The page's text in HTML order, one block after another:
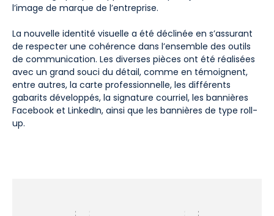
l’image de marque de l’entreprise.
La nouvelle identité visuelle a été déclinée en s’assurant
de respecter une cohérence dans l’ensemble des outils
de communication. Les diverses pièces ont été réalisées
avec un grand souci du détail, comme en témoignent,
entre autres, la carte professionnelle, les différents
gabarits développés, la signature courriel, les bannières
Facebook et LinkedIn, ainsi que les bannières de type roll-
up.